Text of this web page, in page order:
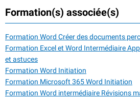
Formation(s) associée(s)
Formation Word Créer des documents
Formation Excel et Word Intermédiaire
et astuces
Formation Word Initiation
Formation Microsoft 365 Word Initiation
Formation Word intermédiaire Révisions